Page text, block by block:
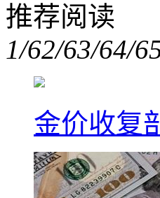
推荐阅读
1/62/63/64/6
金价收复